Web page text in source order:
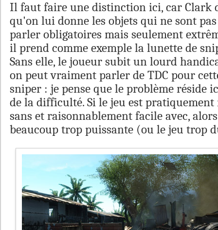
Il faut faire une distinction ici, car Clark
qu'on lui donne les objets qui ne sont
parler obligatoires mais seulement
il prend comme exemple la lunette de
Sans elle, le joueur subit un lourd
on peut vraiment parler de TDC pour
sniper : je pense que le problème réside
de la difficulté. Si le jeu est
sans et raisonnablement facile avec,
beaucoup trop puissante (ou le jeu trop